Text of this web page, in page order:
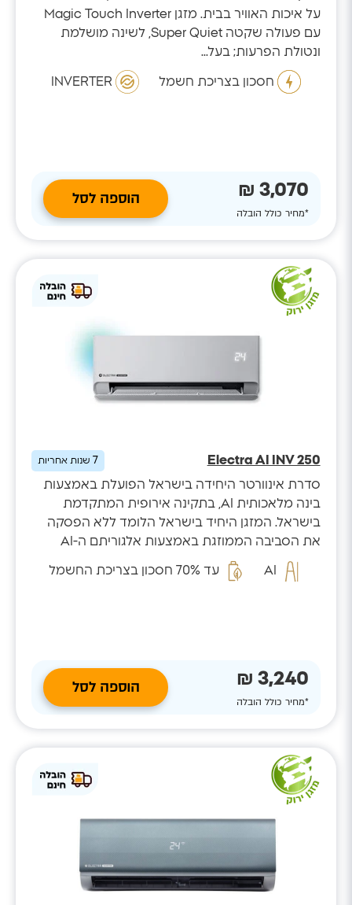
על איכות האוויר בבית. מזגן Magic Touch Inverter
עם פעולה שקטה Super Quiet, לשינה מושלמת
ונטולת הפרעות; בעל...
חסכון בצריכת חשמל INVERTER
3,070 ₪
*מחיר כולל הובלה
הוספה לסל
Electra AI INV 250
7שנות אחריות
סדרת אינוורטר היחידה בישראל הפועלת באמצעות
בינה מלאכותית AI, בתקינה אירופית המתקדמת
בישראל. המזגן היחיד בישראל הלומד ללא הפסקה
את הסביבה הממוזגת באמצעות אלגוריתם ה-AI
המזהה...
AI
עד 70% חסכון בצריכת החשמל
3,240 ₪
*מחיר כולל הובלה
הוספה לסל